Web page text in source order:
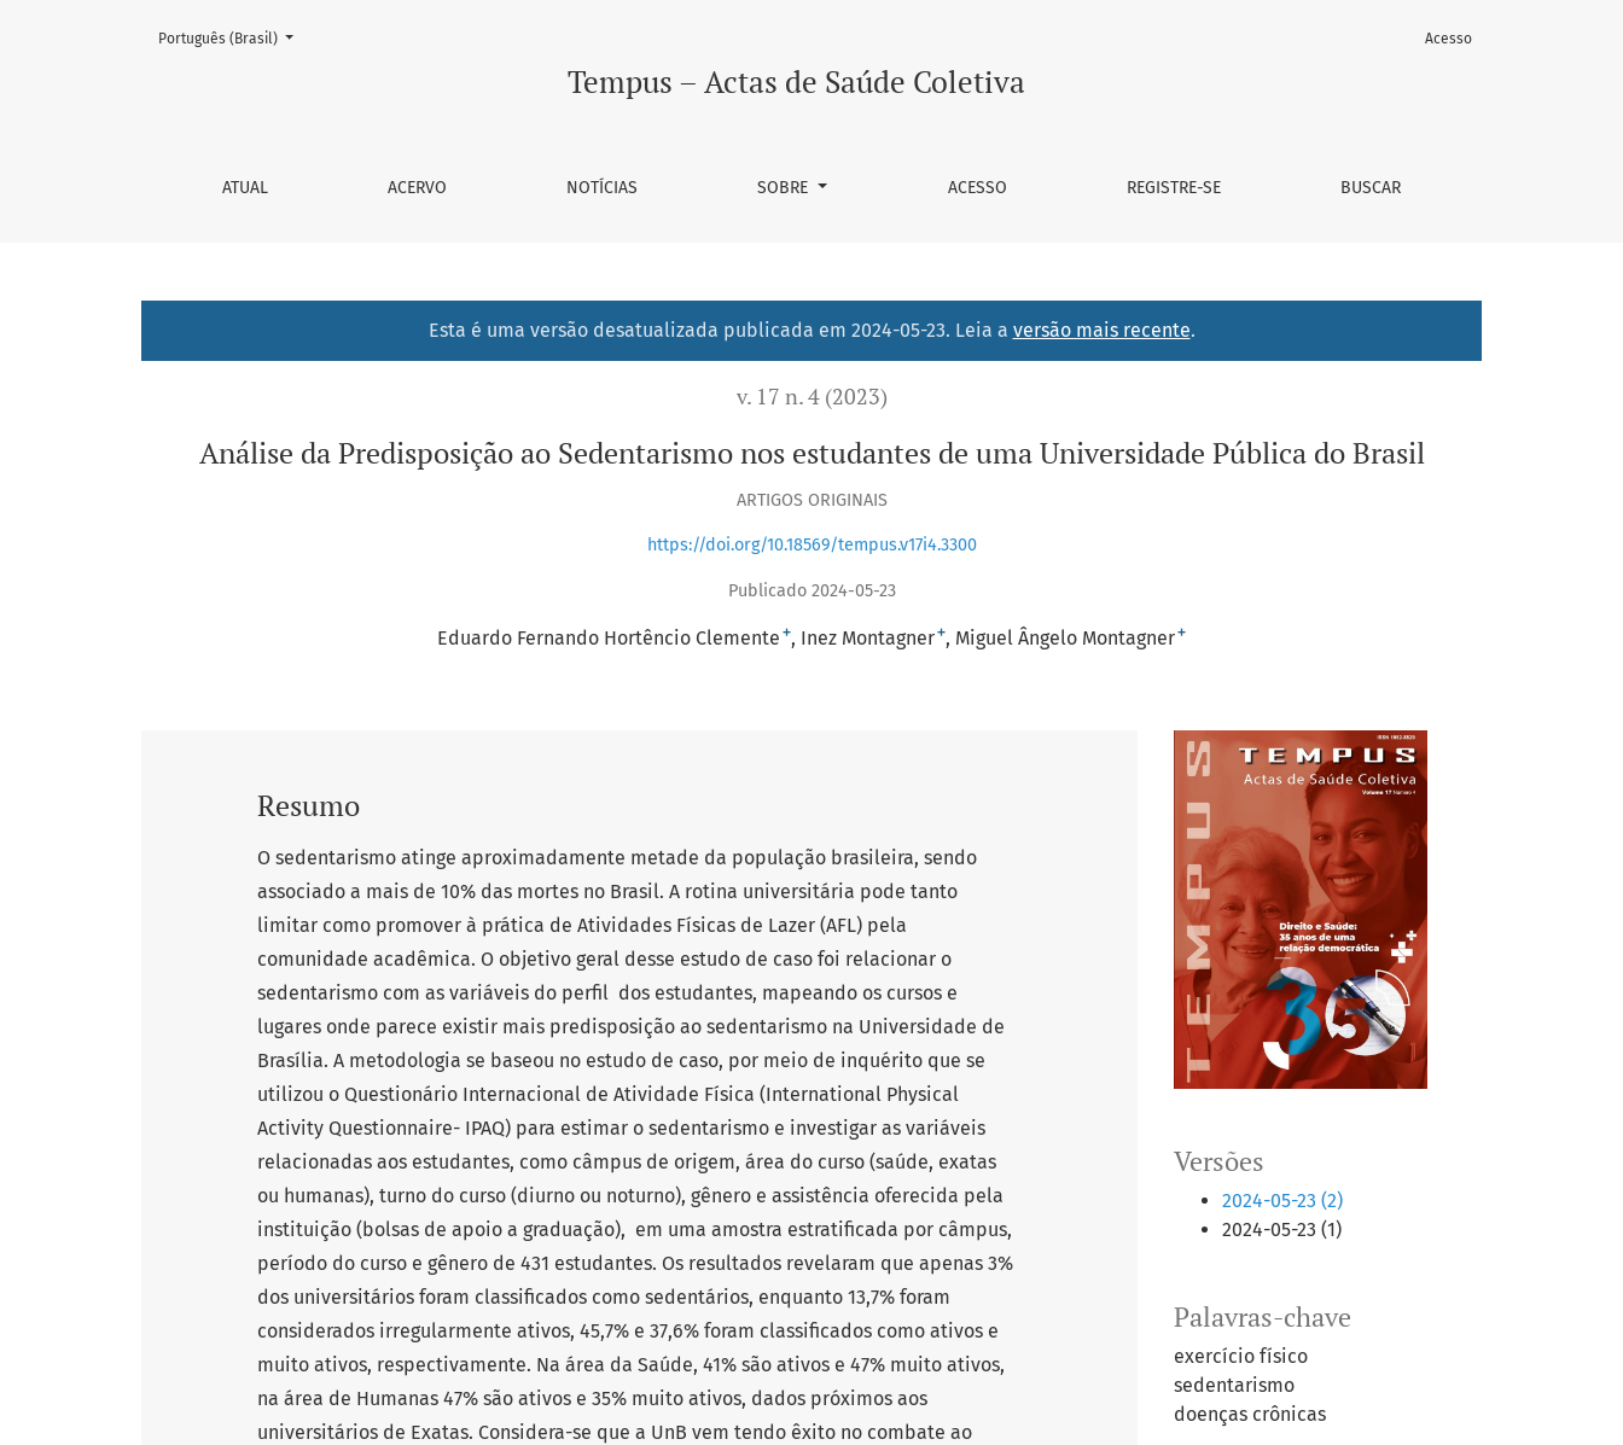
Análise da Predisposição ao Sedentarismo nos estudantes de uma Universidade Pública do Brasil
Tempus – Actas de Saúde Coletiva
ATUAL ACERVO NOTÍCIAS SOBRE ACESSO REGISTRE-SE BUSCAR
Acesso
Mudar o idioma. O atual é:
Português (Brasil)
Esta é uma versão desatualizada publicada em 2024-05-23. Leia a versão mais recente.
v. 17 n. 4 (2023)
Análise da Predisposição ao Sedentarismo nos estudantes de uma Universidade Pública do Brasil
ARTIGOS ORIGINAIS
https://doi.org/10.18569/tempus.v17i4.3300
Publicado 2024-05-23
Eduardo Fernando Hortêncio Clemente + Inez Montagner+ Miguel Ângelo Montagner+
Versões
2024-05-23 (2)
2024-05-23 (1)
Palavras-chave
exercício físico
sedentarismo
doenças crônicas
Resumo
O sedentarismo atinge aproximadamente metade da população brasileira, sendo
associado a mais de 10% das mortes no Brasil. A rotina universitária pode tanto
limitar como promover à prática de Atividades Físicas de Lazer (AFL) pela
comunidade acadêmica. O objetivo geral desse estudo de caso foi relacionar o
sedentarismo com as variáveis do perfil dos estudantes, mapeando os cursos e
lugares onde parece existir mais predisposição ao sedentarismo na Universidade de
Brasília. A metodologia se baseou no estudo de caso, por meio de inquérito que se
utilizou o Questionário Internacional de Atividade Física (International Physical
Activity Questionnaire- IPAQ) para estimar o sedentarismo e investigar as variáveis
relacionadas aos estudantes, como câmpus de origem, área do curso (saúde, exatas
ou humanas), turno do curso (diurno ou noturno), gênero e assistência oferecida pela
instituição (bolsas de apoio a graduação), em uma amostra estratificada por câmpus,
período do curso e gênero de 431 estudantes. Os resultados revelaram que apenas 3%
dos universitários foram classificados como sedentários, enquanto 13,7% foram
considerados irregularmente ativos, 45,7% e 37,6% foram classificados como ativos e
muito ativos, respectivamente. Na área da Saúde, 41% são ativos e 47% muito ativos,
na área de Humanas 47% são ativos e 35% muito ativos, dados próximos aos
universitários de Exatas. Considera-se que a UnB vem tendo êxito no combate ao